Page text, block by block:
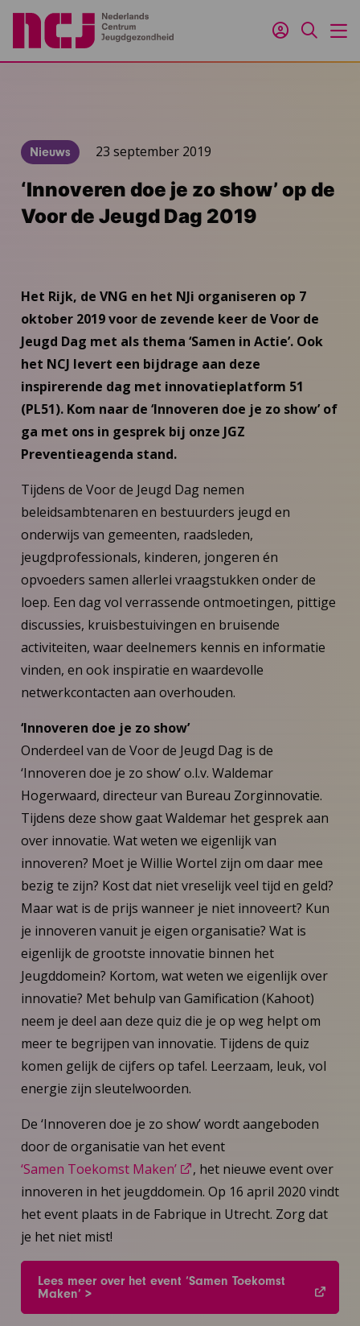
Inloggen
Zoeken
Nieuws 23 september 2019
‘Innoveren doe je zo show’ op de
Voor de Jeugd Dag 2019
Het Rijk, de VNG en het NJi organiseren op 7
oktober 2019 voor de zevende keer de Voor de
Jeugd Dag met als thema ‘Samen in Actie’. Ook
het NCJ levert een bijdrage aan deze
inspirerende dag met innovatieplatform 51
(PL51). Kom naar de ‘Innoveren doe je zo show’ of
ga met ons in gesprek bij onze JGZ
Preventieagenda stand.
Tijdens de Voor de Jeugd Dag nemen
beleidsambtenaren en bestuurders jeugd en
onderwijs van gemeenten, raadsleden,
jeugdprofessionals, kinderen, jongeren én
opvoeders samen allerlei vraagstukken onder de
loep. Een dag vol verrassende ontmoetingen, pittige
discussies, kruisbestuivingen en bruisende
activiteiten, waar deelnemers kennis en informatie
vinden, en ook inspiratie en waardevolle
netwerkcontacten aan overhouden.
‘Innoveren doe je zo show’
Onderdeel van de Voor de Jeugd Dag is de
‘Innoveren doe je zo show’ o.l.v. Waldemar
Hogerwaard, directeur van Bureau Zorginnovatie.
Tijdens deze show gaat Waldemar het gesprek aan
over innovatie. Wat weten we eigenlijk van
innoveren? Moet je Willie Wortel zijn om daar mee
bezig te zijn? Kost dat niet vreselijk veel tijd en geld?
Maar wat is de prijs wanneer je niet innoveert? Kun
je innoveren vanuit je eigen organisatie? Wat is
eigenlijk de grootste innovatie binnen het
Jeugddomein? Kortom, wat weten we eigenlijk over
innovatie? Met behulp van Gamification (Kahoot)
neem je deel aan deze quiz die je op weg helpt om
meer te begrijpen van innovatie. Tijdens de quiz
komen gelijk de cijfers op tafel. Leerzaam, leuk, vol
energie zijn sleutelwoorden.
De ‘Innoveren doe je zo show’ wordt aangeboden
door de organisatie van het event
‘Samen Toekomst Maken’
, het nieuwe event over
innoveren in het jeugddomein. Op 16 april 2020 vindt
het event plaats in de Fabrique in Utrecht. Zorg dat
je het niet mist!
Lees meer over het event ‘Samen Toekomst
Maken’ >